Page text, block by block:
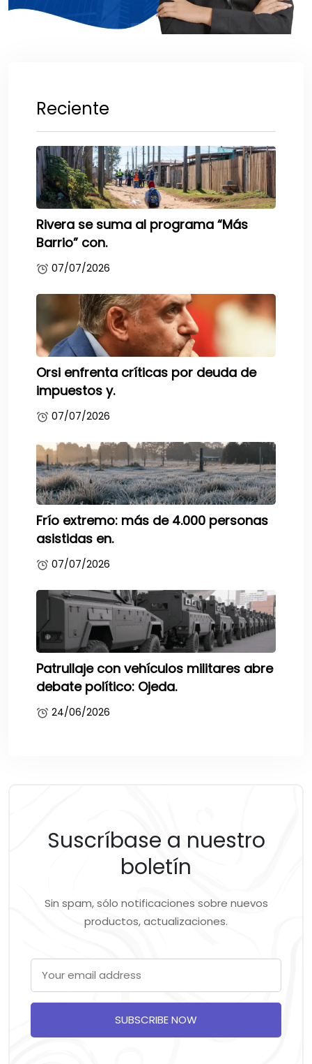
Reciente
Rivera se suma al programa “Más
Barrio” con.
07/07/2026
Orsi enfrenta críticas por deuda de
impuestos y.
07/07/2026
Frío extremo: más de 4.000 personas
asistidas en.
07/07/2026
Patrullaje con vehículos militares abre
debate político: Ojeda.
24/06/2026
Suscríbase a nuestro
boletín
Sin spam, sólo notificaciones sobre nuevos
productos, actualizaciones.
SUBSCRIBE NOW